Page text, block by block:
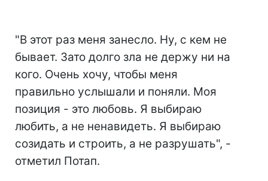
"В этот раз меня занесло. Ну, с кем не
бывает. Зато долго зла не держу ни на
кого. Очень хочу, чтобы меня
правильно услышали и поняли. Моя
позиция - это любовь. Я выбираю
любить, а не ненавидеть. Я выбираю
созидать и строить, а не разрушать", -
отметил Потап.